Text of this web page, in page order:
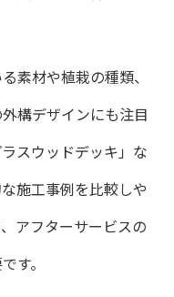
ぐ見積もりの工夫
で選ぶ安心ポイン
素材や植栽の種類、
構デザインにも注目
スウッドデッキ」な
施工事例を比較しや
アフターサービスの
す。